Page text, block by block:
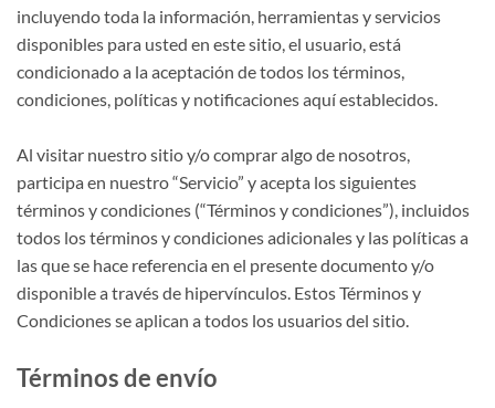
incluyendo toda la información, herramientas y servicios
disponibles para usted en este sitio, el usuario, está
condicionado a la aceptación de todos los términos,
condiciones, políticas y notificaciones aquí establecidos.
Al visitar nuestro sitio y/o comprar algo de nosotros,
participa en nuestro “Servicio” y acepta los siguientes
términos y condiciones (“Términos y condiciones”), incluidos
todos los términos y condiciones adicionales y las políticas a
las que se hace referencia en el presente documento y/o
disponible a través de hipervínculos. Estos Términos y
Condiciones se aplican a todos los usuarios del sitio.
Términos de envío